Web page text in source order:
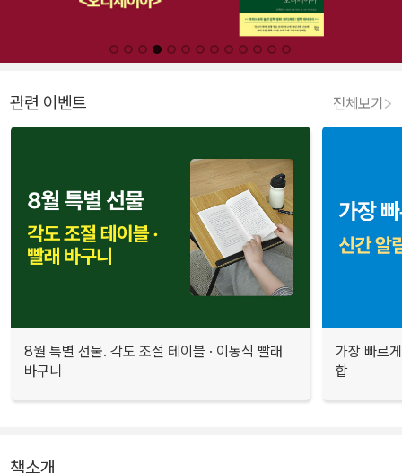
관련 이벤트 전체보기
8월 특별 선물. 각도 조절 테이블 · 이동식 빨래
바구니
가장 빠르
합
책소개